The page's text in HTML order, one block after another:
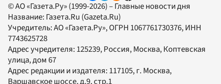
© АО «Газета.Ру» (1999-2026) – Главные новости дня
Название: Газета.Ru (Gazeta.Ru)
Учредитель:АО «Газета.Ру», ОГРН 1067761730376, ИНН
7743625728
Адрес учредителя: 125239, Россия, Москва, Коптевская
улица, дом 67
Адрес редакции и издателя: 117105, г. Москва,